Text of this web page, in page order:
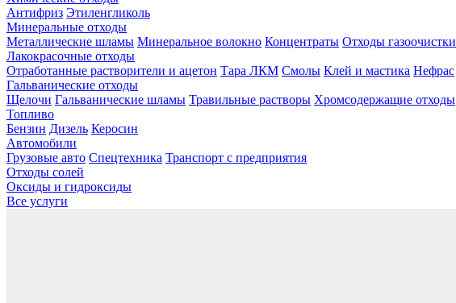
Антифриз Этиленгликоль
Минеральные отходы
Металлические шламы Минеральное волокно Концентраты Отходы газоочистки
Лакокрасочные отходы
Отработанные растворители и ацетон Тара ЛКМ Смолы Клей и мастика Нефрас
Гальванические отходы
Щелочи Гальванические шламы Травильные растворы Хромсодержащие отходы
Топливо
Бензин Дизель Керосин
Автомобили
Грузовые авто Спецтехника Транспорт с предприятия
Отходы солей
Оксиды и гидроксиды
Все услуги